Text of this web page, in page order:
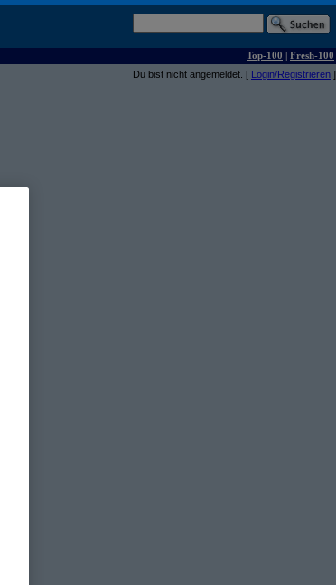
Top-100 | Fresh-100
Du bist nicht angemeldet. [ Login/Registrieren ]